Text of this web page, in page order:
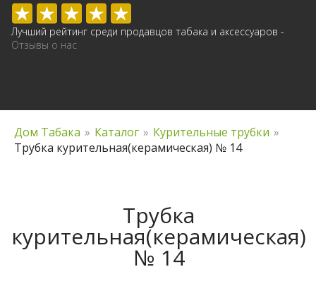
Лучший рейтинг среди продавцов табака и аксессуаров -
Отзывы о нас
Дом Табака » Каталог » Курительные трубки »
Трубка курительная(керамическая) № 14
Трубка
курительная(керамическая)
№ 14